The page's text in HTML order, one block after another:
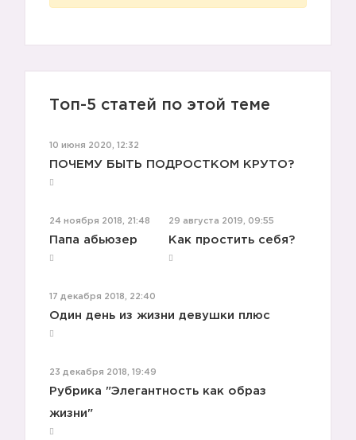
Топ-5 статей по этой теме
10 июня 2020, 12:32
ПОЧЕМУ БЫТЬ ПОДРОСТКОМ КРУТО?
24 ноября 2018, 21:48
Папа абьюзер
29 августа 2019, 09:55
Как простить себя?
17 декабря 2018, 22:40
Один день из жизни девушки плюс
23 декабря 2018, 19:49
Рубрика "Элегантность как образ
жизни"